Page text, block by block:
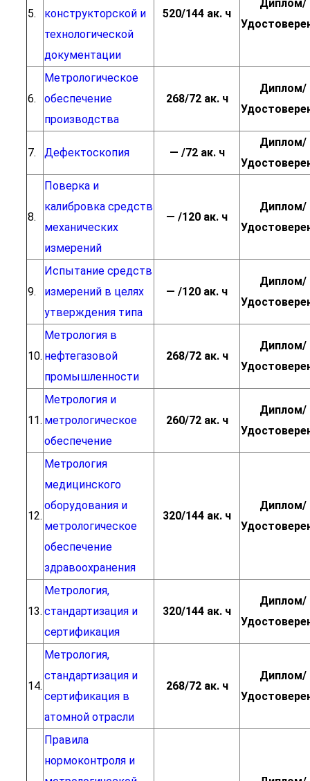
5.
конструкторской и
технологической
документации
520/144 ак. ч
Диплом/
6.
Метрологическое
обеспечение
производства
268/72 ак. ч
Диплом/
7. Дефектоскопия — /72 ак. ч
Диплом/
8.
Поверка и
калибровка средств
механических
измерений
— /120 ак. ч
Диплом/
9.
Испытание средств
измерений в целях
утверждения типа
— /120 ак. ч
Диплом/
10.
Метрология в
нефтегазовой
промышленности
268/72 ак. ч
Диплом/
11.
Метрология и
метрологическое
обеспечение
260/72 ак. ч
Диплом/
12.
Метрология
медицинского
оборудования и
метрологическое
обеспечение
здравоохранения
320/144 ак. ч
Диплом/
13.
Метрология,
стандартизация и
сертификация
320/144 ак. ч
Диплом/
14.
Метрология,
стандартизация и
сертификация в
атомной отрасли
268/72 ак. ч
Диплом/
Правила
нормоконтроля и